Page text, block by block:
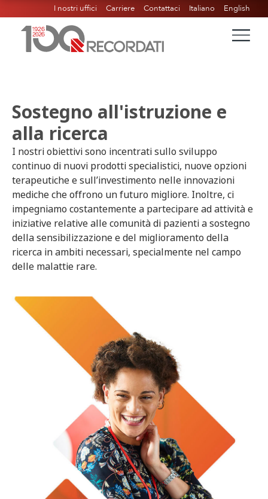
I nostri uffici Carriere Contattaci Italiano English
Sostegno all'istruzione e
alla ricerca
I nostri obiettivi sono incentrati sullo sviluppo
continuo di nuovi prodotti specialistici, nuove opzioni
terapeutiche e sull’investimento nelle innovazioni
mediche che offrono un futuro migliore. Inoltre, ci
impegniamo costantemente a partecipare ad attività e
iniziative relative alle comunità di pazienti a sostegno
della sensibilizzazione e del miglioramento della
ricerca in ambiti necessari, specialmente nel campo
delle malattie rare.